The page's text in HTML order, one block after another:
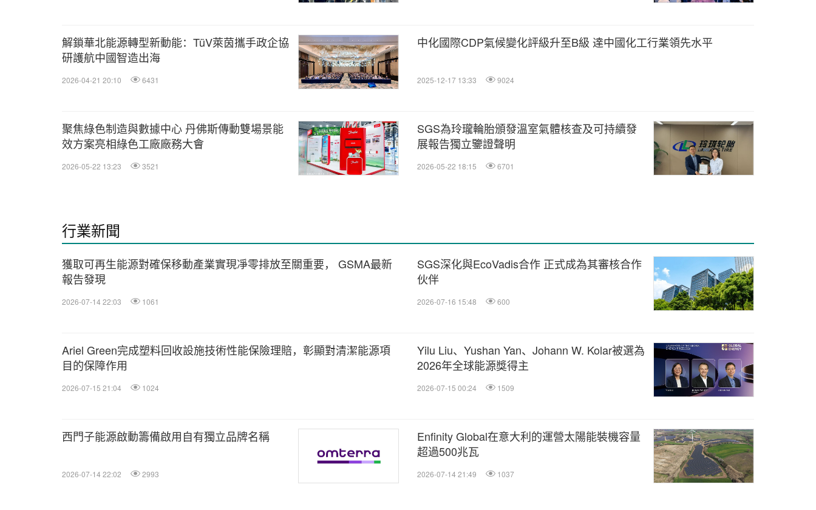
解鎖華北能源轉型新動能：TüV萊茵攜手政企協
研護航中國智造出海
2026-04-21 20:10 6431
中化國際CDP氣候變化評級升至B級 達中國化工行業領先水平
2025-12-17 13:33 9024
聚焦綠色制造與數據中心 丹佛斯傳動雙場景能
效方案亮相綠色工廠廠務大會
2026-05-22 13:23 3521
SGS為玲瓏輪胎頒發溫室氣體核查及可持續發
展報告獨立鑒證聲明
2026-05-22 18:15 6701
行業新聞
獲取可再生能源對確保移動產業實現凈零排放至關重要， GSMA最新
報告發現
2026-07-14 22:03 1061
SGS深化與EcoVadis合作 正式成為其審核合作
伙伴
2026-07-16 15:48 600
Ariel Green完成塑料回收設施技術性能保險理賠，彰顯對清潔能源項
目的保障作用
2026-07-15 21:04 1024
Yilu Liu、Yushan Yan、Johann W. Kolar被選為
2026年全球能源獎得主
2026-07-15 00:24 1509
西門子能源啟動籌備啟用自有獨立品牌名稱
2026-07-14 22:02 2993
Enfinity Global在意大利的運營太陽能裝機容量
超過500兆瓦
2026-07-14 21:49 1037